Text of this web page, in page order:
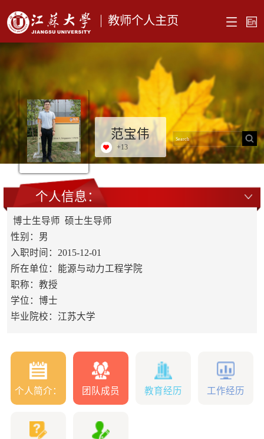
教师个人主页
范宝伟
+13
个人信息：
博士生导师 硕士生导师
性别：男
入职时间：2015-12-01
所在单位：能源与动力工程学院
职称：教授
学位：博士
毕业院校：江苏大学
个人简介： 团队成员 教育经历 工作经历